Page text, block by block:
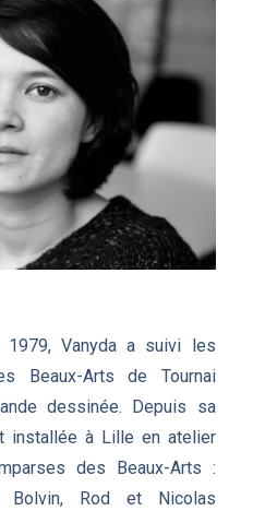
1979, Vanyda a suivi les
Beaux-Arts de Tournai
dessinée. Depuis sa
installée à Lille en atelier
des Beaux-Arts :
Bolvin, Rod et Nicolas